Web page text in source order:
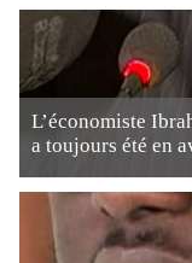
L’économiste
a toujours été en